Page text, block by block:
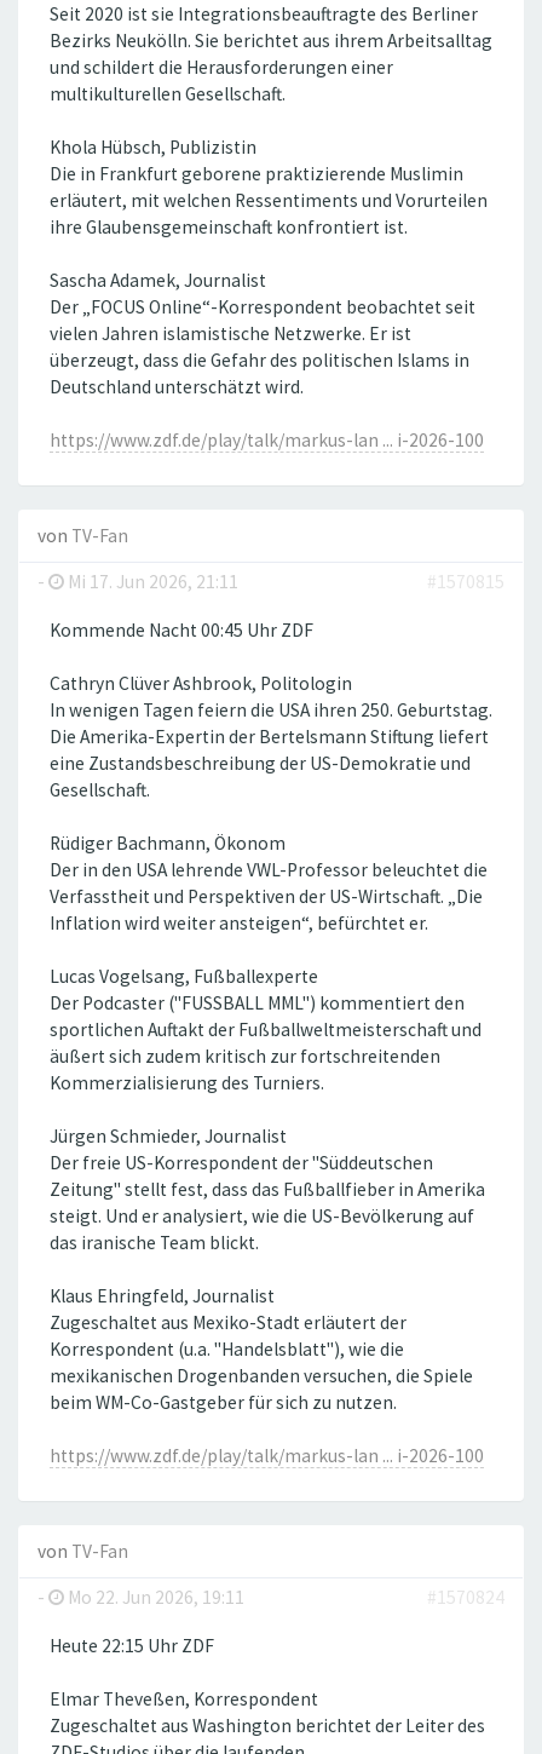
Seit 2020 ist sie Integrationsbeauftragte des Berliner
Bezirks Neukölln. Sie berichtet aus ihrem Arbeitsalltag
und schildert die Herausforderungen einer
multikulturellen Gesellschaft.
Khola Hübsch, Publizistin
Die in Frankfurt geborene praktizierende Muslimin
erläutert, mit welchen Ressentiments und Vorurteilen
ihre Glaubensgemeinschaft konfrontiert ist.
Sascha Adamek, Journalist
Der „FOCUS Online“-Korrespondent beobachtet seit
vielen Jahren islamistische Netzwerke. Er ist
überzeugt, dass die Gefahr des politischen Islams in
Deutschland unterschätzt wird.
https://www.zdf.de/play/talk/markus-lan ... i-2026-100
von TV-Fan
-
Mi 17. Jun 2026, 21:11 #1570815
Kommende Nacht 00:45 Uhr ZDF
Cathryn Clüver Ashbrook, Politologin
In wenigen Tagen feiern die USA ihren 250. Geburtstag.
Die Amerika-Expertin der Bertelsmann Stiftung liefert
eine Zustandsbeschreibung der US-Demokratie und
Gesellschaft.
Rüdiger Bachmann, Ökonom
Der in den USA lehrende VWL-Professor beleuchtet die
Verfasstheit und Perspektiven der US-Wirtschaft. „Die
Inflation wird weiter ansteigen“, befürchtet er.
Lucas Vogelsang, Fußballexperte
Der Podcaster ("FUSSBALL MML") kommentiert den
sportlichen Auftakt der Fußballweltmeisterschaft und
äußert sich zudem kritisch zur fortschreitenden
Kommerzialisierung des Turniers.
Jürgen Schmieder, Journalist
Der freie US-Korrespondent der "Süddeutschen
Zeitung" stellt fest, dass das Fußballfieber in Amerika
steigt. Und er analysiert, wie die US-Bevölkerung auf
das iranische Team blickt.
Klaus Ehringfeld, Journalist
Zugeschaltet aus Mexiko-Stadt erläutert der
Korrespondent (u.a. "Handelsblatt"), wie die
mexikanischen Drogenbanden versuchen, die Spiele
beim WM-Co-Gastgeber für sich zu nutzen.
https://www.zdf.de/play/talk/markus-lan ... i-2026-100
von TV-Fan
-
Mo 22. Jun 2026, 19:11 #1570824
Heute 22:15 Uhr ZDF
Elmar Theveßen, Korrespondent
Zugeschaltet aus Washington berichtet der Leiter des